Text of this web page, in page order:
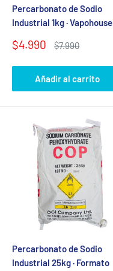
Percarbonato de Sodio
Industrial 1kg · Vapohouse
Precio
venta
$4.990
Precio
$7.990
Añadir al carrito
Percarbonato de Sodio
Industrial 25kg · Formato